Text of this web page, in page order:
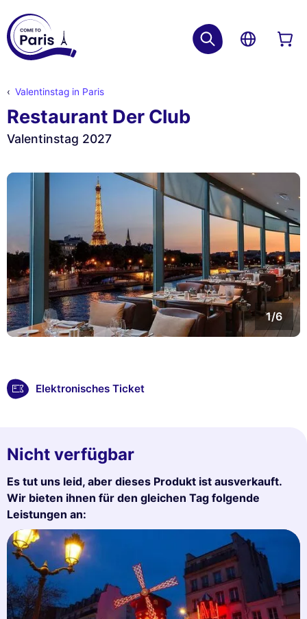
Valentinstag in Paris
Restaurant Der Club
Valentinstag 2027
1/6
Elektronisches Ticket
Nicht verfügbar
Es tut uns leid, aber dieses Produkt ist ausverkauft.
Wir bieten ihnen für den gleichen Tag folgende
Leistungen an: